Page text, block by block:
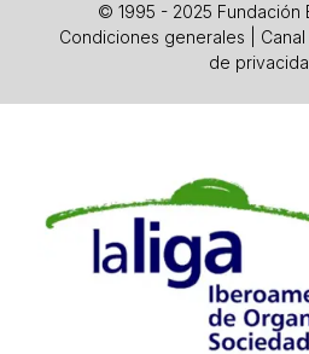
© 1995 - 2025 Fundación
Condiciones generales
de